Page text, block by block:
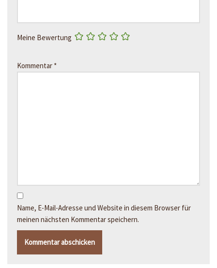
Meine Bewertung
Kommentar *
Name, E-Mail-Adresse und Website in diesem Browser für
meinen nächsten Kommentar speichern.